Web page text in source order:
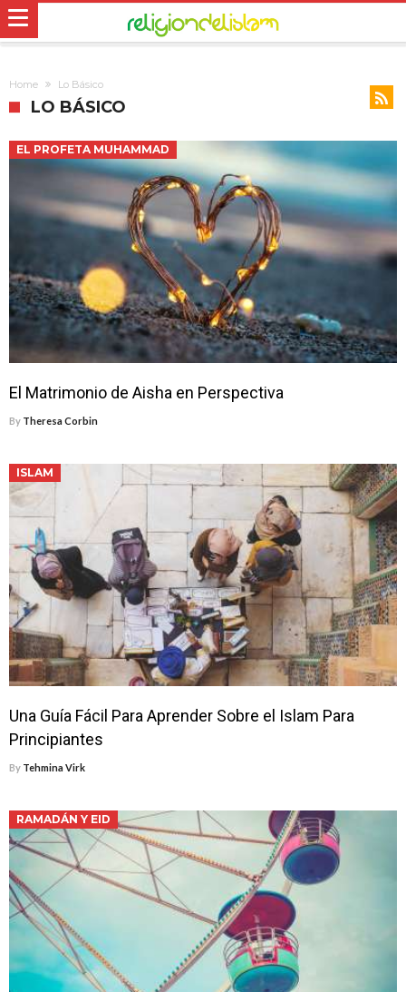
Home Lo Básico
LO BÁSICO
EL PROFETA MUHAMMAD
El Matrimonio de Aisha en Perspectiva
By Theresa Corbin
ISLAM
Una Guía Fácil Para Aprender Sobre el Islam Para
Principiantes
By Tehmina Virk
RAMADÁN Y EID